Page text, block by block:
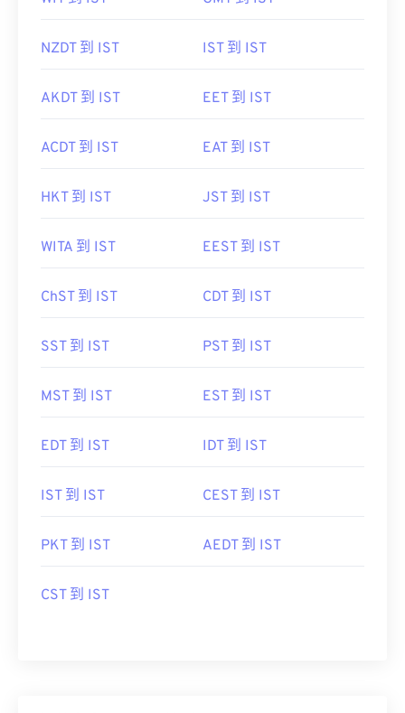
NZDT 到 IST IST 到 IST
AKDT 到 IST EET 到 IST
ACDT 到 IST EAT 到 IST
HKT 到 IST JST 到 IST
WITA 到 IST EEST 到 IST
ChST 到 IST CDT 到 IST
SST 到 IST PST 到 IST
MST 到 IST EST 到 IST
EDT 到 IST IDT 到 IST
IST 到 IST CEST 到 IST
PKT 到 IST AEDT 到 IST
CST 到 IST